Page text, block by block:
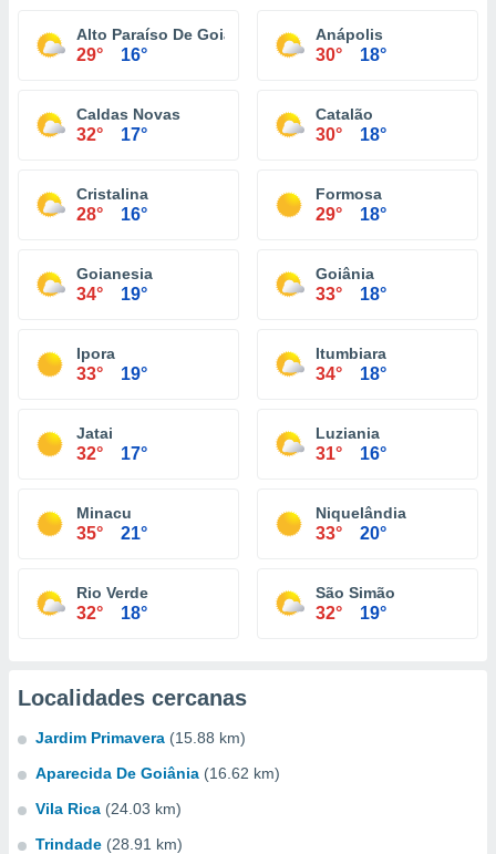
Alto Paraíso De Goiás
29° 16°
Anápolis
30° 18°
Caldas Novas
32° 17°
Catalão
30° 18°
Cristalina
28° 16°
Formosa
29° 18°
Goianesia
34° 19°
Goiânia
33° 18°
Ipora
33° 19°
Itumbiara
34° 18°
Jatai
32° 17°
Luziania
31° 16°
Minacu
35° 21°
Niquelândia
33° 20°
Rio Verde
32° 18°
São Simão
32° 19°
Localidades cercanas
Jardim Primavera (15.88 km)
Aparecida De Goiânia (16.62 km)
Vila Rica (24.03 km)
Trindade (28.91 km)